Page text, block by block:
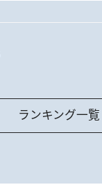
ランキング一覧